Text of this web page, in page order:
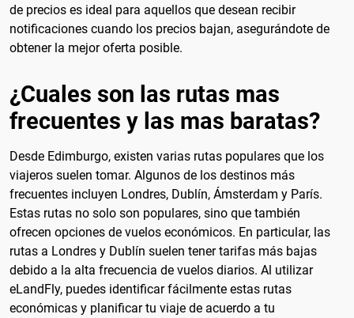
de precios es ideal para aquellos que desean recibir
notificaciones cuando los precios bajan, asegurándote de
obtener la mejor oferta posible.
¿Cuales son las rutas mas
frecuentes y las mas baratas?
Desde Edimburgo, existen varias rutas populares que los
viajeros suelen tomar. Algunos de los destinos más
frecuentes incluyen Londres, Dublín, Ámsterdam y París.
Estas rutas no solo son populares, sino que también
ofrecen opciones de vuelos económicos. En particular, las
rutas a Londres y Dublín suelen tener tarifas más bajas
debido a la alta frecuencia de vuelos diarios. Al utilizar
eLandFly, puedes identificar fácilmente estas rutas
económicas y planificar tu viaje de acuerdo a tu